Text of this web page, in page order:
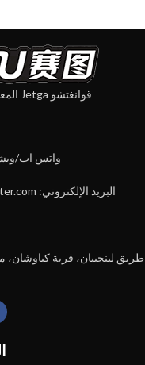
قوانغتشو Jetga المعدات الالكترونية المحدودة
واتس اب/ويشات:
البريد الإلكتروني: postmaster@saituprinter.com
غرفة 101، رقم 6 طريق لينجبيان، قرية